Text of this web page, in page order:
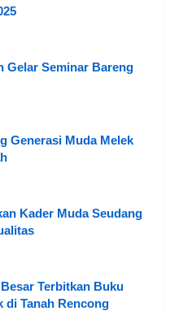
Gelar Seminar Bareng
Generasi Muda Melek
Kader Muda Seudang
Terbitkan Buku
Tanah Rencong